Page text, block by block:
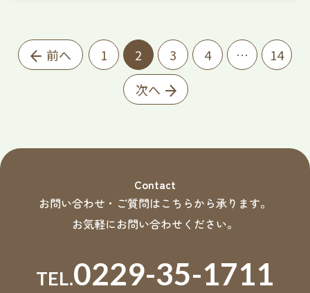
前へ 1 2 3 4 …
14
次へ
Contact
お問い合わせ・ご質問はこちらから承ります。
お気軽にお問い合わせください。
TEL.0229-35-1711